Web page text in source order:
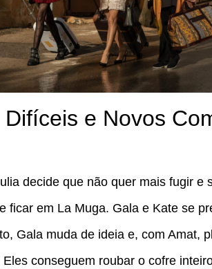
Difíceis e Novos
decide que não quer mais fugir e
ficar em La Muga. Gala e Kate se
Gala muda de ideia e, com Amat,
conseguem roubar o cofre